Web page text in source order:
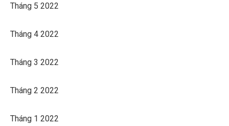
Tháng 5 2022
Tháng 4 2022
Tháng 3 2022
Tháng 2 2022
Tháng 1 2022